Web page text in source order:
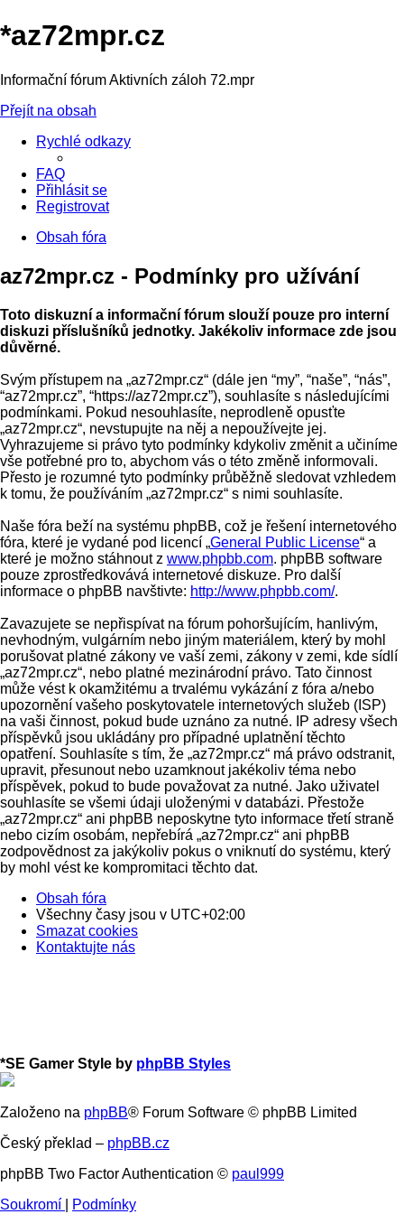
*az72mpr.cz
Informační fórum Aktivních záloh 72.mpr
Přejít na obsah
Rychlé odkazy
FAQ
Přihlásit se
Registrovat
Obsah fóra
az72mpr.cz - Podmínky pro užívání
Toto diskuzní a informační fórum slouží pouze pro interní
diskuzi příslušníků jednotky. Jakékoliv informace zde jsou
důvěrné.
Svým přístupem na „az72mpr.cz“ (dále jen “my”, “naše”, “nás”,
“az72mpr.cz”, “https://az72mpr.cz”), souhlasíte s následujícími
podmínkami. Pokud nesouhlasíte, neprodleně opusťte
„az72mpr.cz“, nevstupujte na něj a nepoužívejte jej.
Vyhrazujeme si právo tyto podmínky kdykoliv změnit a učiníme
vše potřebné pro to, abychom vás o této změně informovali.
Přesto je rozumné tyto podmínky průběžně sledovat vzhledem
k tomu, že používáním „az72mpr.cz“ s nimi souhlasíte.
Naše fóra beží na systému phpBB, což je řešení internetového
fóra, které je vydané pod licencí „General Public License“ a
které je možno stáhnout z www.phpbb.com. phpBB software
pouze zprostředkovává internetové diskuze. Pro další
informace o phpBB navštivte: http://www.phpbb.com/.
Zavazujete se nepřispívat na fórum pohoršujícím, hanlivým,
nevhodným, vulgárním nebo jiným materiálem, který by mohl
porušovat platné zákony ve vaší zemi, zákony v zemi, kde sídlí
„az72mpr.cz“, nebo platné mezinárodní právo. Tato činnost
může vést k okamžitému a trvalému vykázání z fóra a/nebo
upozornění vašeho poskytovatele internetových služeb (ISP)
na vaši činnost, pokud bude uznáno za nutné. IP adresy všech
příspěvků jsou ukládány pro případné uplatnění těchto
opatření. Souhlasíte s tím, že „az72mpr.cz“ má právo odstranit,
upravit, přesunout nebo uzamknout jakékoliv téma nebo
příspěvek, pokud to bude považovat za nutné. Jako uživatel
souhlasíte se všemi údaji uloženými v databázi. Přestože
„az72mpr.cz“ ani phpBB neposkytne tyto informace třetí straně
nebo cizím osobám, nepřebírá „az72mpr.cz“ ani phpBB
zodpovědnost za jakýkoliv pokus o vniknutí do systému, který
by mohl vést ke kompromitaci těchto dat.
Obsah fóra
Všechny časy jsou v UTC+02:00
Smazat cookies
Kontaktujte nás
*SE Gamer Style by phpBB Styles
Založeno na phpBB® Forum Software © phpBB Limited
Český překlad – phpBB.cz
phpBB Two Factor Authentication © paul999
Soukromí
Podmínky